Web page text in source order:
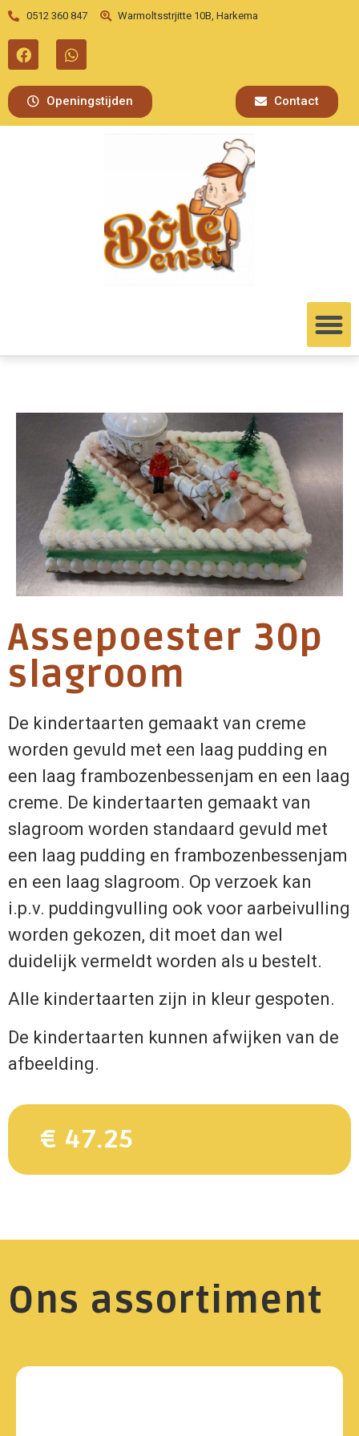
0512 360 847 Warmoltsstrjitte 10B, Harkema
Openingstijden Contact
Assepoester 30p
slagroom
De kindertaarten gemaakt van creme
worden gevuld met een laag pudding en
een laag frambozenbessenjam en een laag
creme. De kindertaarten gemaakt van
slagroom worden standaard gevuld met
een laag pudding en frambozenbessenjam
en een laag slagroom. Op verzoek kan
i.p.v. puddingvulling ook voor aarbeivulling
worden gekozen, dit moet dan wel
duidelijk vermeldt worden als u bestelt.
Alle kindertaarten zijn in kleur gespoten.
De kindertaarten kunnen afwijken van de
afbeelding.
€ 47.25
Ons assortiment